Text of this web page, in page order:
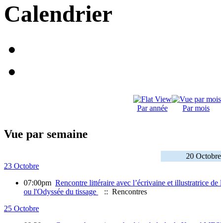
Calendrier
Par année Par mois
Vue par semaine
20
23 Octobre
07:00pm Rencontre littéraire avec l’écrivaine et illustratrice
ou l'Odyssée du tissage
:: Rencontres
25 Octobre